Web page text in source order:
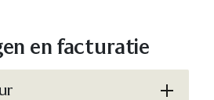
en facturatie